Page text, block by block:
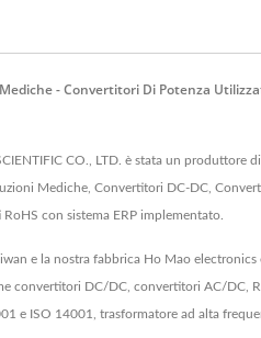
- Convertitori Di Potenza
CO., LTD. è stata un
Mediche, Convertitori DC-DC,
con sistema ERP implementato.
e la nostra fabbrica Ho Mao
convertitori DC/DC, convertitori AC/
e ISO 14001, trasformatore ad alta